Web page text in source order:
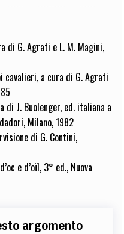
di G. Agrati e L. M. Magini,
cavalieri, a cura di G. Agrati
di J. Buolenger, ed. italiana a
Milano, 1982
di G. Contini,
e d’oïl, 3° ed., Nuova
argomento